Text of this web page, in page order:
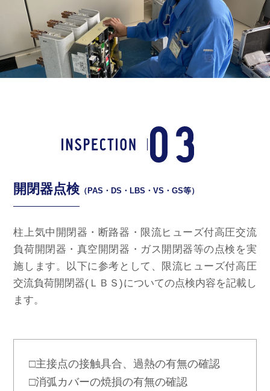
開閉器点検 （PAS・DS・LBS・VS・GS等）
柱上気中開閉器・断路器・限流ヒューズ付高圧交流
負荷開閉器・真空開閉器・ガス開閉器等の点検を実
施します。以下に参考として、限流ヒューズ付高圧
交流負荷開閉器(ＬＢＳ)についての点検内容を記載し
ます。
□主接点の接触具合、過熱の有無の確認
□消弧カバーの焼損の有無の確認